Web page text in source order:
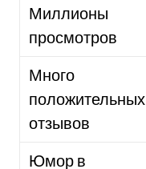
Миллионы
просмотров
Много
положительных
отзывов
Юмор в